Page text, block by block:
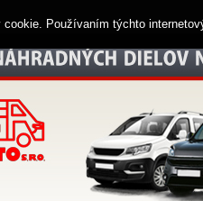
Používaním týchto